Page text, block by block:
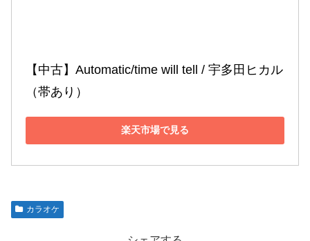
【中古】Automatic/time will tell / 宇多田ヒカル
（帯あり）
楽天市場で見る
カラオケ